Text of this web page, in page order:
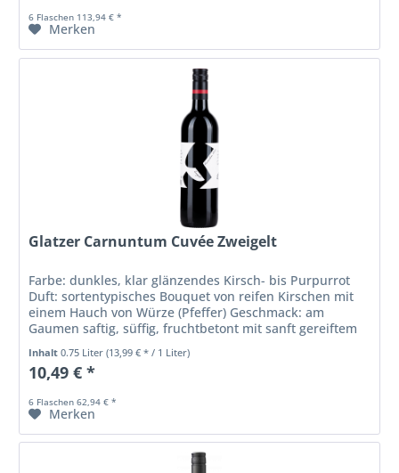
6 Flaschen 113,94 € *
Merken
Glatzer Carnuntum Cuvée Zweigelt
Farbe: dunkles, klar glänzendes Kirsch- bis Purpurrot
Duft: sortentypisches Bouquet von reifen Kirschen mit
einem Hauch von Würze (Pfeffer) Geschmack: am
Gaumen saftig, süffig, fruchtbetont mit sanft gereiftem
Inhalt0.75 Liter(13,99 € * / 1 Liter)
10,49 € *
6 Flaschen 62,94 € *
Merken